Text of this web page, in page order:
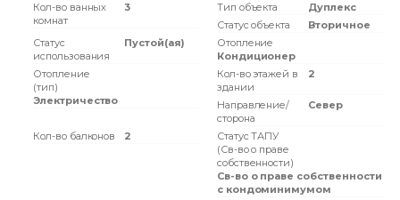
Кол-во ванных
комнат
3 Тип объекта
Дуплекс
Статус объекта
Вторичное
Статус
использования
Пустой(ая)
Отопление
Кондиционер
Отопление
(тип)
Электричество
Кол-во этажей в
здании
2
Направление/
сторона
Север
Кол-во балконов 2
Статус ТАПУ
(Св-во о праве
собственности)
Св-во о праве собственности
с кондоминимумом